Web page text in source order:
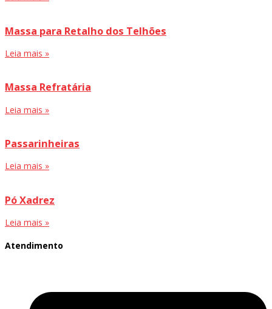
Massa para Retalho dos Telhões
Leia mais »
Massa Refratária
Leia mais »
Passarinheiras
Leia mais »
Pó Xadrez
Leia mais »
Atendimento